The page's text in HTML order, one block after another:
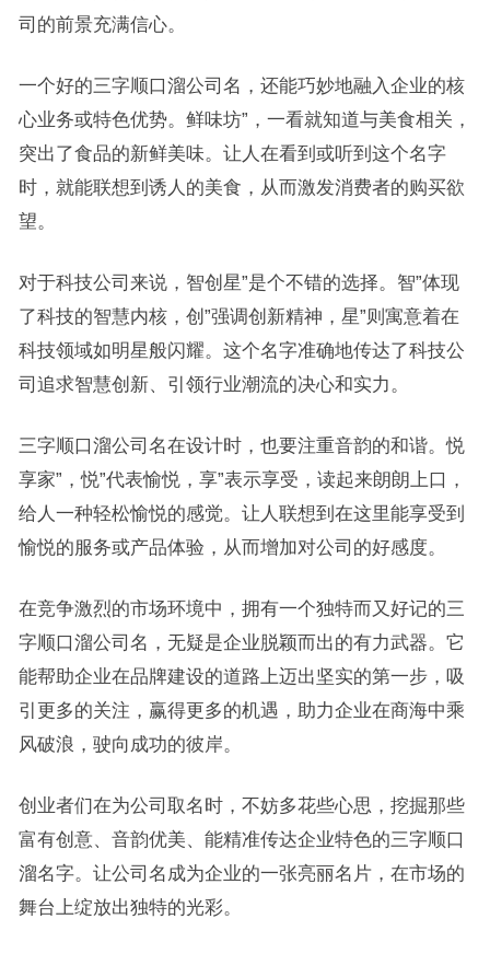
司的前景充满信心。
一个好的三字顺口溜公司名，还能巧妙地融入企业的核
心业务或特色优势。鲜味坊”，一看就知道与美食相关，
突出了食品的新鲜美味。让人在看到或听到这个名字
时，就能联想到诱人的美食，从而激发消费者的购买欲
望。
对于科技公司来说，智创星”是个不错的选择。智”体现
了科技的智慧内核，创”强调创新精神，星”则寓意着在
科技领域如明星般闪耀。这个名字准确地传达了科技公
司追求智慧创新、引领行业潮流的决心和实力。
三字顺口溜公司名在设计时，也要注重音韵的和谐。悦
享家”，悦”代表愉悦，享”表示享受，读起来朗朗上口，
给人一种轻松愉悦的感觉。让人联想到在这里能享受到
愉悦的服务或产品体验，从而增加对公司的好感度。
在竞争激烈的市场环境中，拥有一个独特而又好记的三
字顺口溜公司名，无疑是企业脱颖而出的有力武器。它
能帮助企业在品牌建设的道路上迈出坚实的第一步，吸
引更多的关注，赢得更多的机遇，助力企业在商海中乘
风破浪，驶向成功的彼岸。
创业者们在为公司取名时，不妨多花些心思，挖掘那些
富有创意、音韵优美、能精准传达企业特色的三字顺口
溜名字。让公司名成为企业的一张亮丽名片，在市场的
舞台上绽放出独特的光彩。